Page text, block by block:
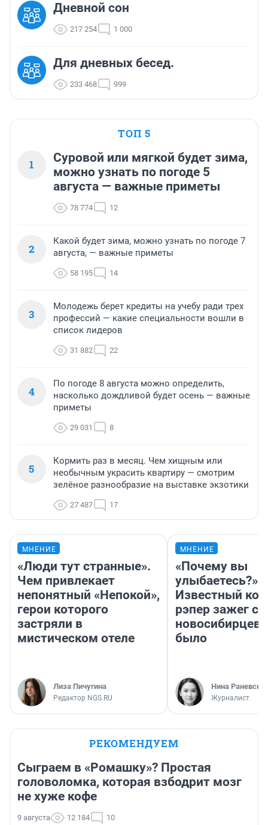
Дневной сон
217 254 1 000
Для дневных бесед.
233 468 999
ТОП 5
1
Суровой или мягкой будет зима,
можно узнать по погоде 5
августа — важные приметы
78 774 12
2
Какой будет зима, можно узнать по погоде 7
августа, — важные приметы
58 195 14
3
Молодежь берет кредиты на учебу ради трех
профессий — какие специальности вошли в
список лидеров
31 882 22
4
По погоде 8 августа можно определить,
насколько дождливой будет осень — важные
приметы
29 031 8
5
Кормить раз в месяц. Чем хищным или
необычным украсить квартиру — смотрим
зелёное разнообразие на выставке экзотики
27 487 17
МНЕНИЕ
«Люди тут странные».
Чем привлекает
непонятный «Непокой»,
герои которого
застряли в
мистическом отеле
Лиза Пичугина
Редактор NGS.RU
МНЕНИЕ
«Почему вы
улыбаетесь?»
Известный
рэпер зажег с
новосибирцев:
было
Нина
Журналист
РЕКОМЕНДУЕМ
Сыграем в «Ромашку»? Простая
головоломка, которая взбодрит мозг
не хуже кофе
9 августа 12 184 10